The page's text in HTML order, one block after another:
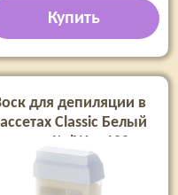
Купить
для депиляции в
Classic Белый
ItalWax 100 мл